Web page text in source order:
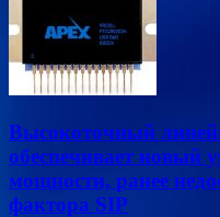
Высокоточный
обеспечивает новый
мощности, ранее
фактора SIP